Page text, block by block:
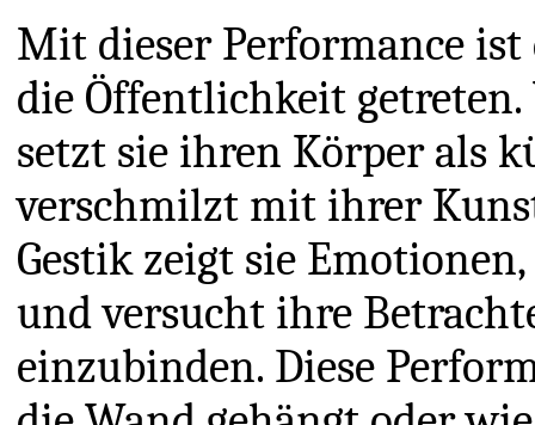
Mit dieser Performance
die Öffentlichkeit
setzt sie ihren Körper als
verschmilzt mit ihrer
Gestik zeigt sie
und versucht ihre
einzubinden. Diese